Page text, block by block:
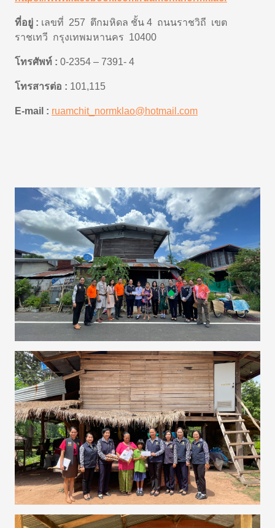
ที่อยู่ : เลขที่ 257 ตึกมหิดล ชั้น 4 ถนนราชวิถี เขต
ราชเทวี กรุงเทพมหานคร 10400
โทรศัพท์ : 0-2354 – 7391- 4
โทรสารต่อ : 101,115
E-mail : ruamchit_normklao@hotmail.com